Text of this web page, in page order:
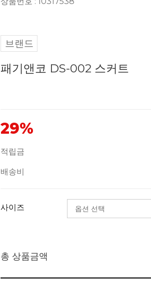
브랜드
패기앤코 DS-002 스커트
29%
적립금
배송비
사이즈
총 상품금액